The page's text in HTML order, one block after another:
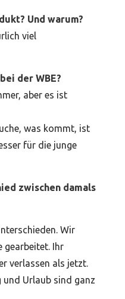
Und warum?
viel
der WBE?
aber es ist
was kommt, ist
für die junge
zwischen damals
Wir
gearbeitet. Ihr
verlassen als jetzt.
und Urlaub sind ganz